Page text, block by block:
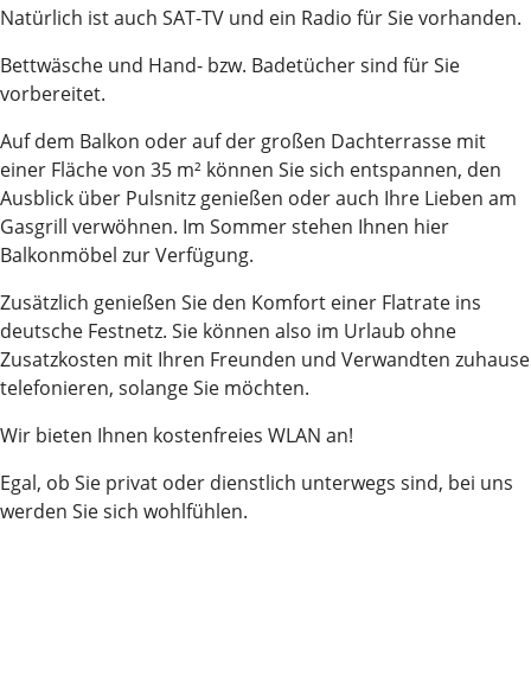
Natürlich ist auch SAT-TV und ein Radio für Sie vorhanden.
Bettwäsche und Hand- bzw. Badetücher sind für Sie
vorbereitet.
Auf dem Balkon oder auf der großen Dachterrasse mit
einer Fläche von 35 m² können Sie sich entspannen, den
Ausblick über Pulsnitz genießen oder auch Ihre Lieben am
Gasgrill verwöhnen. Im Sommer stehen Ihnen hier
Balkonmöbel zur Verfügung.
Zusätzlich genießen Sie den Komfort einer Flatrate ins
deutsche Festnetz. Sie können also im Urlaub ohne
Zusatzkosten mit Ihren Freunden und Verwandten zuhause
telefonieren, solange Sie möchten.
Wir bieten Ihnen kostenfreies WLAN an!
Egal, ob Sie privat oder dienstlich unterwegs sind, bei uns
werden Sie sich wohlfühlen.